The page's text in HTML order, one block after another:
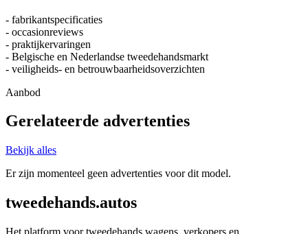
- fabrikantspecificaties
- occasionreviews
- praktijkervaringen
- Belgische en Nederlandse tweedehandsmarkt
- veiligheids- en betrouwbaarheidsoverzichten
Aanbod
Gerelateerde advertenties
Bekijk alles
Er zijn momenteel geen advertenties voor dit model.
tweedehands.autos